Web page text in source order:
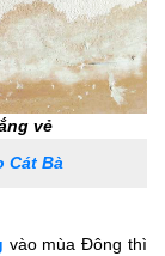
vẻ
Cát Bà
vào mùa Đông thì